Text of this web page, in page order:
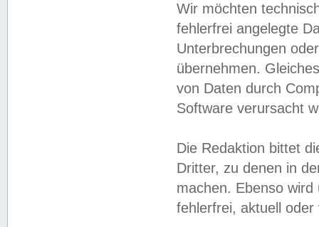
Wir möchten
fehlerfrei angelegte
Unterbrechungen
übernehmen.
von Daten durch
Software verursacht
Die Redaktion bittet
Dritter, zu denen in
machen. Ebenso
fehlerfrei, aktuell oder